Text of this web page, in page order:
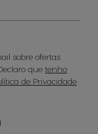
sobre ofertas
que tenho
de Privacidade